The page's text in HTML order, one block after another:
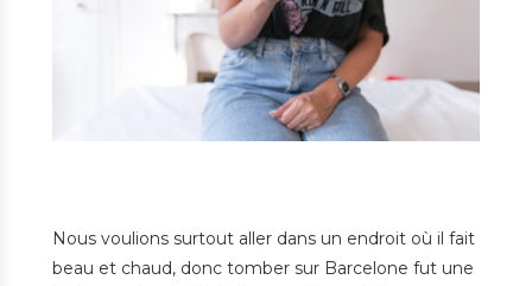
Nous voulions surtout aller dans un endroit où il fait
beau et chaud, donc tomber sur Barcelone fut une